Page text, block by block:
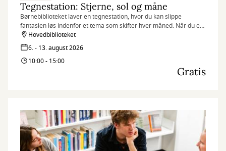
Tegnestation: Stjerne, sol og måne
Børnebiblioteket laver en tegnestation, hvor du kan slippe
fantasien løs indenfor et tema som skifter hver måned. Når du er
færdig med din tegning, kan du vælge at udstille den i
biblioteksrummet.
Hovedbiblioteket
6. - 13. august 2026
10:00 - 15:00
Gratis